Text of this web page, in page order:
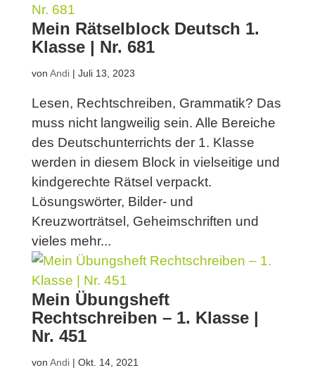
Mein Rätselblock Deutsch 1.
Klasse | Nr. 681
von Andi| Juli 13, 2023
Lesen, Rechtschreiben, Grammatik? Das
muss nicht langweilig sein. Alle Bereiche
des Deutschunterrichts der 1. Klasse
werden in diesem Block in vielseitige und
kindgerechte Rätsel verpackt.
Lösungswörter, Bilder- und
Kreuzworträtsel, Geheimschriften und
vieles mehr...
Mein Übungsheft
Rechtschreiben – 1. Klasse |
Nr. 451
von Andi| Okt. 14, 2021